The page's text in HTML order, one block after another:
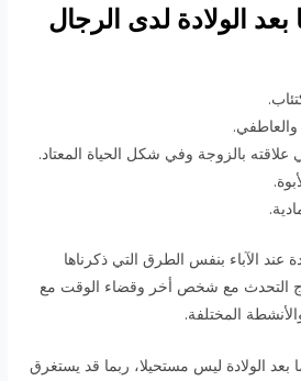
الولادة لدى الرجال
علاقته بالزوجة وفي شكل الحياة المعتاد.
عند الآباء بنفس الطرق التي ذكرناها
التحدث مع شخص أخر وقضاء الوقت مع
المختلفة.
بعد الولادة ليس مستحيلا، ربما قد يستغرق